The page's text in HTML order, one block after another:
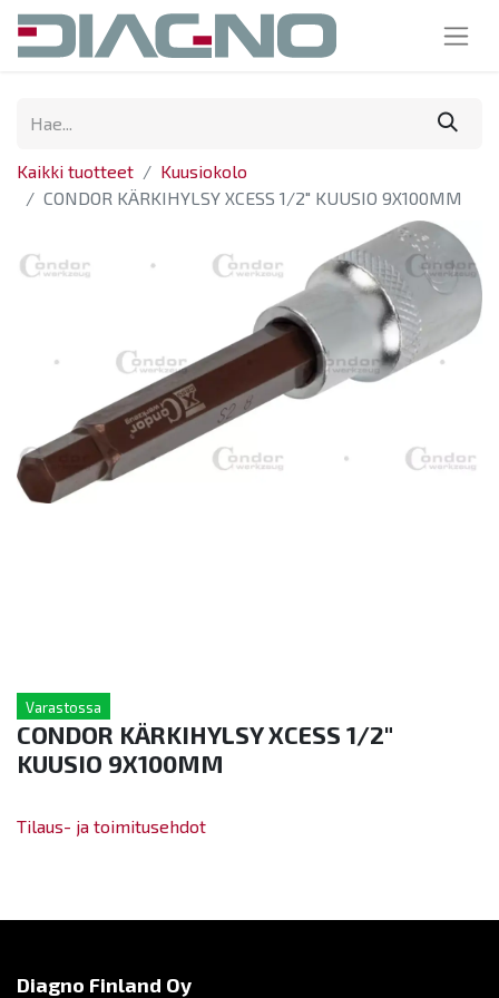
Kaikki tuotteet
Kuusiokolo
CONDOR KÄRKIHYLSY XCESS 1/2" KUUSIO 9X100MM
Varastossa
CONDOR KÄRKIHYLSY XCESS 1/2"
KUUSIO 9X100MM
Tilaus- ja toimitusehdot
Diagno Finland Oy